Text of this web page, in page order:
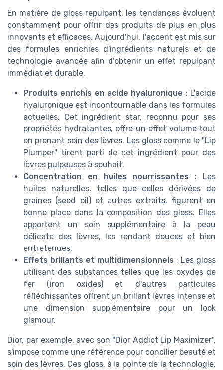
En matière de gloss repulpant, les tendances évoluent
constamment pour offrir des produits de plus en plus
innovants et efficaces. Aujourd'hui, l'accent est mis sur
des formules enrichies d'ingrédients naturels et de
technologie avancée afin d'obtenir un effet repulpant
immédiat et durable.
Produits enrichis en acide hyaluronique : L'acide
hyaluronique est incontournable dans les formules
actuelles. Cet ingrédient star, reconnu pour ses
propriétés hydratantes, offre un effet volume tout
en prenant soin des lèvres. Les gloss comme le "Lip
Plumper" tirent parti de cet ingrédient pour des
lèvres pulpeuses à souhait.
Concentration en huiles nourrissantes : Les
huiles naturelles, telles que celles dérivées de
graines (seed oil) et autres extraits, figurent en
bonne place dans la composition des gloss. Elles
apportent un soin supplémentaire à la peau
délicate des lèvres, les rendant douces et bien
entretenues.
Effets brillants et multidimensionnels : Les gloss
utilisant des substances telles que les oxydes de
fer (iron oxides) et d'autres particules
réfléchissantes offrent un brillant lèvres intense et
une dimension supplémentaire pour un look
glamour.
Dior, par exemple, avec son "Dior Addict Lip Maximizer",
s'impose comme une référence pour concilier beauté et
soin des lèvres. Ces gloss, à la pointe de la technologie,